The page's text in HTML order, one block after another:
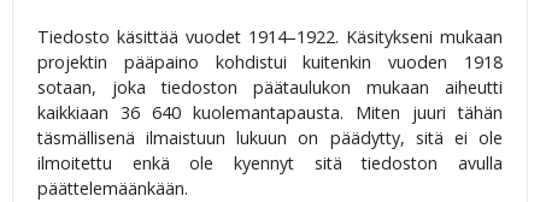
Tiedosto käsittää vuodet 1914–1922. Käsitykseni mukaan
projektin pääpaino kohdistui kuitenkin vuoden 1918
sotaan, joka tiedoston päätaulukon mukaan aiheutti
kaikkiaan 36 640 kuolemantapausta. Miten juuri tähän
täsmällisenä ilmaistuun lukuun on päädytty, sitä ei ole
ilmoitettu enkä ole kyennyt sitä tiedoston avulla
päättelemäänkään.